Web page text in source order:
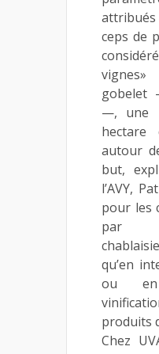
attribués
ceps de
gobelet
—, une
hectare
autour
but,
l’AVY,
pour les
par
qu’en
ou
produits
Chez